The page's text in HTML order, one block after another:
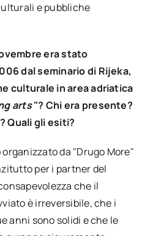
e pubbliche
era stato
dal seminario di Rijeka,
culturale in area adriatica
arts"? Chi era presente?
Quali gli esiti?
da "Drugo More"
per i partner del
che il
è irreversibile, che i
anni sono solidi e che le